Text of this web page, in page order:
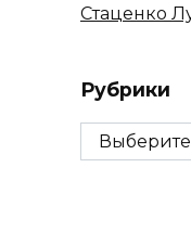
Стаценко
Рубрики
Рубрики